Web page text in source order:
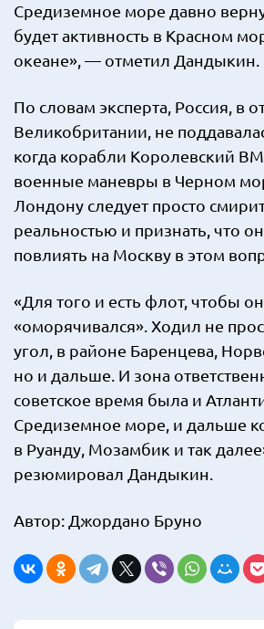
Средиземное море давно
будет активность в Красном
океане», — отметил Дандыкин.
По словам эксперта, Россия, в
Великобритании, не
когда корабли Королевский
военные маневры в Черном
Лондону следует просто
реальностью и признать, что
повлиять на Москву в этом
«Для того и есть флот, чтобы
«оморячивался». Ходил не
угол, в районе Баренцева,
но и дальше. И зона
советское время была и
Средиземное море, и дальше
в Руанду, Мозамбик и так
резюмировал Дандыкин.
Автор: Джордано Бруно